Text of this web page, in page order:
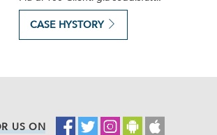
CASE HYSTORY
US ON